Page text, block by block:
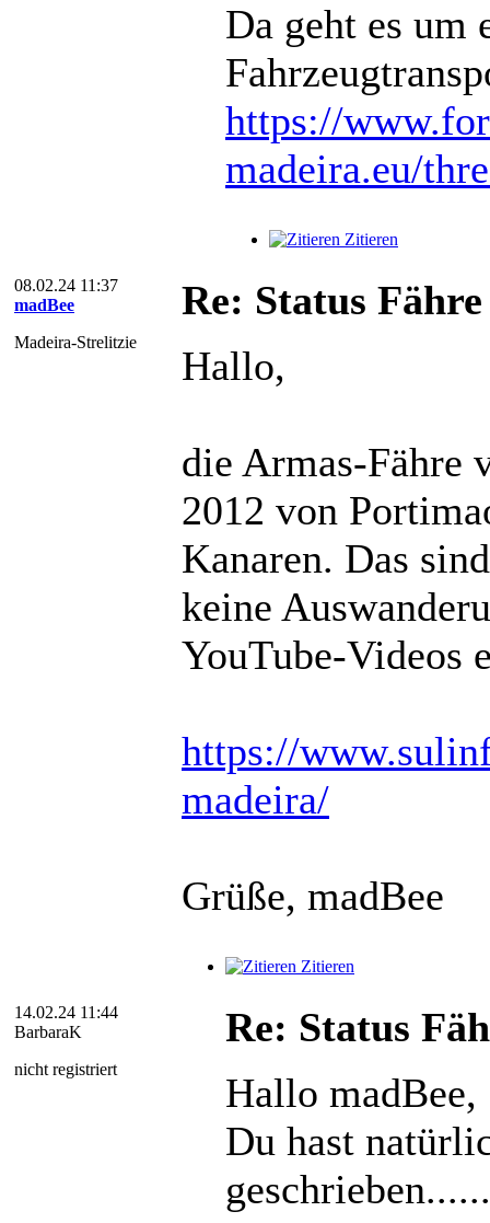
Da geht es um
https://
madeira.eu/
Zitieren
08.02.24 11:37
madBee
Madeira-Strelitzie
Re: Status
Hallo,
die Armas-Fähre
2012 von
Kanaren. Das
keine
YouTube-Videos
https://
madeira/
Grüße, madBee
Zitieren
14.02.24 11:44
BarbaraK
nicht registriert
Re: Status
Hallo madBee,
Du hast